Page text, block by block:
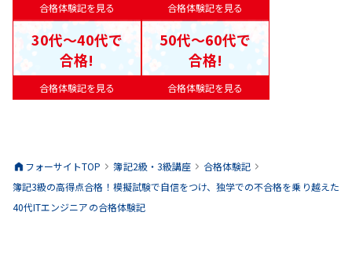
合格体験記を見る 合格体験記を見る
合格体験記を見る
30代〜40代で
合格!
合格体験記を見る
50代〜60代で
合格!
フォーサイトTOP 簿記2級・3級講座
合格体験記
簿記3級の高得点合格！模擬試験で自信をつけ、独学での不合格を乗り越えた
40代ITエンジニアの合格体験記